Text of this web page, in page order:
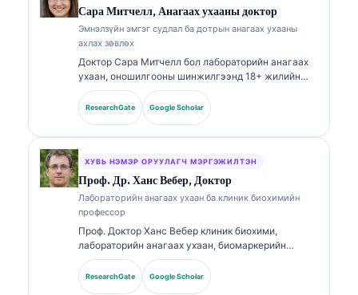
хяналтыг хэрэгжүүлдэг. Доктор Кляйн нь
биомаркерын тайлбар болон лабораторийн
оношилгооны чиглэлээр лабораторийн анагаах
ухааны сэдвүүд дээр өргөн хүрээнд хэвлүүлсэн.
Сара Митчелл, Анагаах ухааны доктор
Эмнэлзүйн эмгэг судлал ба дотрын анагаах ухааны
ахлах зөвлөх
Доктор Сара Митчелл бол лабораторийн анагаах
ухаан, оношилгооны шинжилгээнд 18+ жилийн
туршлагатай, зөвлөлөөр баталгаажсан клиник
эмгэг судлаач (клиник патологоанатом) юм.
Тэрээр клиник химийн чиглэлээр мэргэшлийн
шинжилгээний талаар өргөнөөр нийтэлсэн.
ResearchGate Google Scholar
ХУВЬ НЭМЭР ОРУУЛАГЧ МЭРГЭЖИЛТЭН
Проф. Др. Ханс Вебер, Доктор
Лабораторийн анагаах ухаан ба клиник биохимийн
профессор
Проф. Доктор Ханс Вебер клиник биохими,
лабораторийн анагаах ухаан, биомаркерийн
судалгаанд 30+ жилийн туршлагатай. Германы
Клиник химийн нийгэмлэгийн (German Society for
Clinical Chemistry) Ерөнхийлөгчөөр ажиллаж
ResearchGate Google Scholar